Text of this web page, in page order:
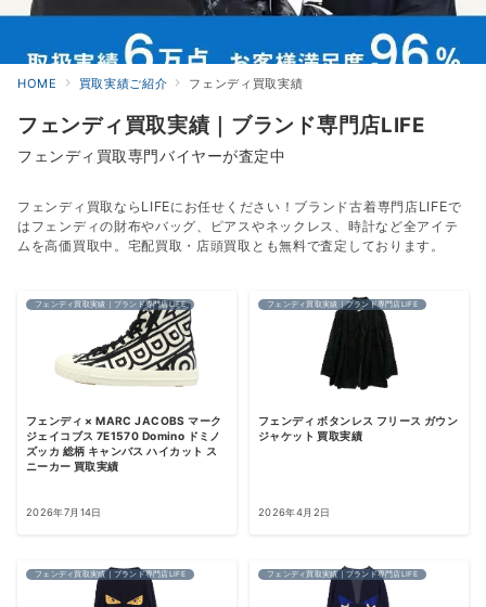
HOME 買取実績ご紹介 フェンディ買取実績
フェンディ買取実績｜ブランド専門店LIFE
フェンディ買取専門バイヤーが査定中
フェンディ買取ならLIFEにお任せください！ブランド古着専門店LIFEで
はフェンディの財布やバッグ、ピアスやネックレス、時計など全アイテ
ムを高価買取中。宅配買取・店頭買取とも無料で査定しております。
フェンディ買取実績｜ブランド専門店LIFE
フェンディ × MARC JACOBS マーク
ジェイコブス 7E1570 Domino ドミノ
ズッカ 総柄 キャンバス ハイカット ス
ニーカー 買取実績
2026年7月14日
フェンディ買取実績｜ブランド専門店LIFE
フェンディ ボタンレス フリース ガウン
ジャケット 買取実績
2026年4月2日
フェンディ買取実績｜ブランド専門店LIFE フェンディ買取実績｜ブランド専門店LIFE